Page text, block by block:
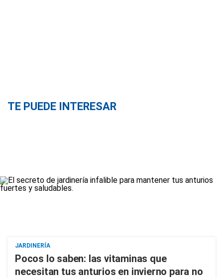
TE PUEDE INTERESAR
JARDINERÍA
Pocos lo saben: las vitaminas que
necesitan tus anturios en invierno para no